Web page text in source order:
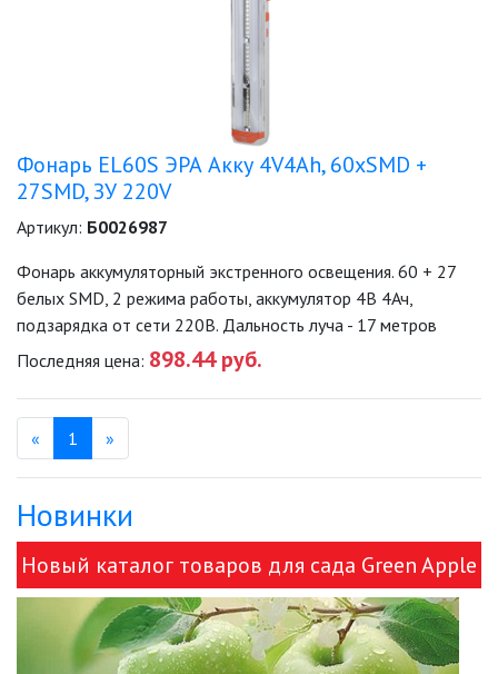
НАЛОБНЫЕ ФОНАРИ (GA, GB, G,
ПЕРЕНОСНЫЕ СВЕТИЛЬНИКИ
ПРОЖЕКТОРНЫЕ ФОНАРИ
ТУРИСТИЧЕСКИЕ ФОНАРИ
САДОВО-ПАРКОВЫЕ
СВЕТИЛЬНИКИ
САДОВЫЕ СВЕТИЛЬНИКИ
Фонарь EL60S ЭРА Акку 4V4Ah, 60xSMD +
27SMD, ЗУ 220V
Артикул: Б0026987
Фонарь аккумуляторный экстренного освещения. 60 + 27
белых SMD, 2 режима работы, аккумулятор 4В 4Ач,
подзарядка от сети 220В. Дальность луча - 17 метров
Последняя цена: 898.44 руб.
« Назад
1 (текущая)
»
Новинки
Новый каталог товаров для сада Green Apple
и ЭРА!